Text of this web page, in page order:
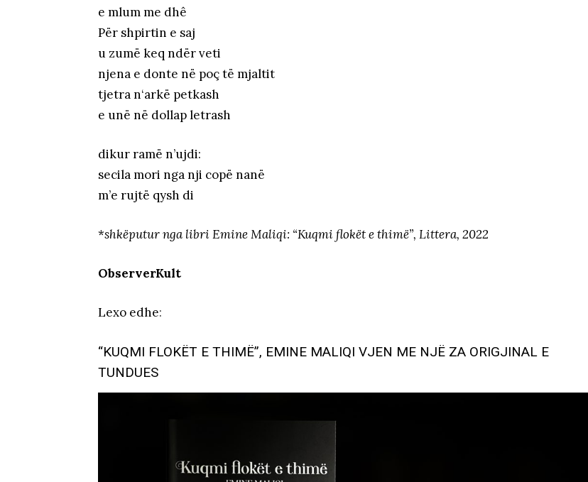
e mlum me dhê
Për shpirtin e saj
u zumë keq ndër veti
njena e donte në poç të mjaltit
tjetra n‘arkë petkash
e unë në dollap letrash
dikur ramë n’ujdi:
secila mori nga nji copë nanë
m’e rujtë qysh di
*shkëputur nga libri Emine Maliqi: “Kuqmi flokët e thimë”, Littera, 2022
ObserverKult
Lexo edhe:
“KUQMI FLOKËT E THIMË”, EMINE MALIQI VJEN ME NJË ZA ORIGJINAL E
TUNDUES